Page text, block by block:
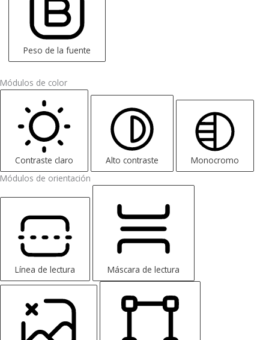
Peso de la fuente
Módulos de color
Contraste claro Alto contraste
Monocromo
Módulos de orientación
Línea de lectura Máscara de lectura